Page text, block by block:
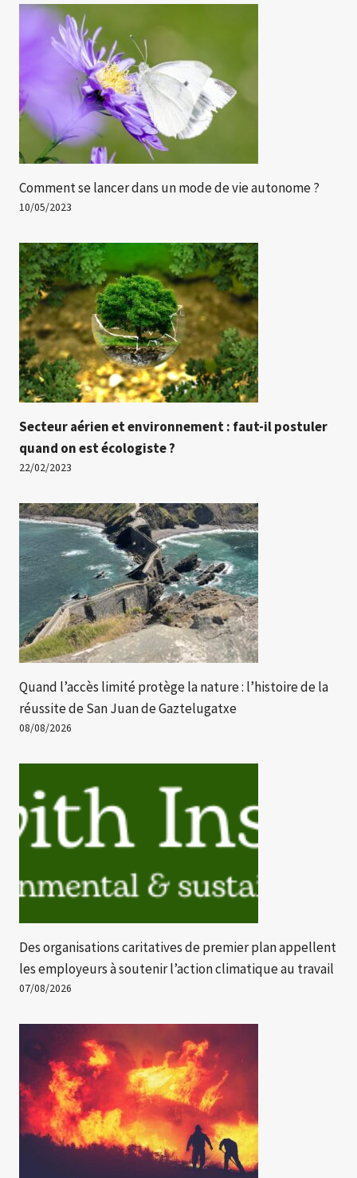
Comment se lancer dans un mode de vie autonome ?
10/05/2023
Secteur aérien et environnement : faut-il postuler
quand on est écologiste ?
22/02/2023
Quand l’accès limité protège la nature : l’histoire de la
réussite de San Juan de Gaztelugatxe
08/08/2026
Des organisations caritatives de premier plan appellent
les employeurs à soutenir l’action climatique au travail
07/08/2026